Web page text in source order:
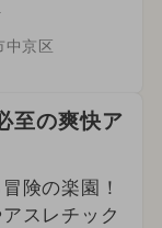
中京区
至の爽快ア
険の楽園！
スレチック